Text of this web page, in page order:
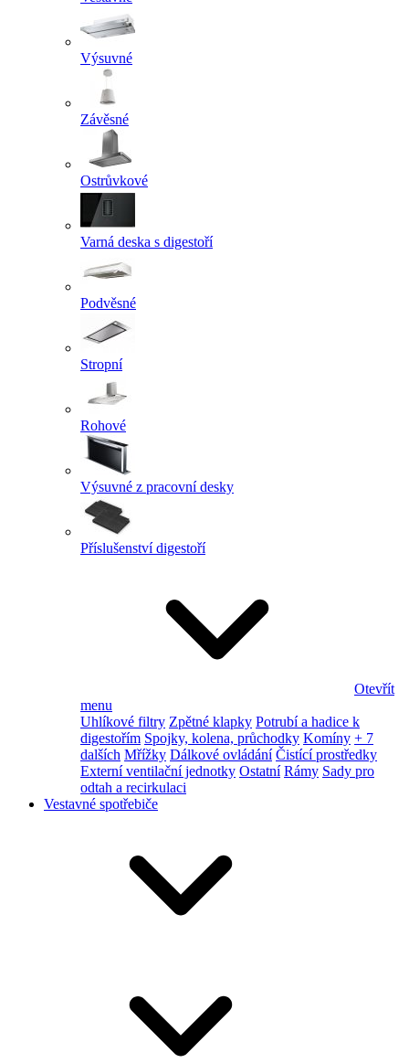
Výsuvné
Závěsné
Ostrůvkové
Varná deska s digestoří
Podvěsné
Stropní
Rohové
Výsuvné z pracovní desky
Příslušenství digestoří
Otevřít
menu
Uhlíkové filtry Zpětné klapky Potrubí a hadice k
digestořím Spojky, kolena, průchodky Komíny + 7
dalších Mřížky Dálkové ovládání Čistící prostředky
Externí ventilační jednotky Ostatní Rámy Sady pro
odtah a recirkulaci
Vestavné spotřebiče